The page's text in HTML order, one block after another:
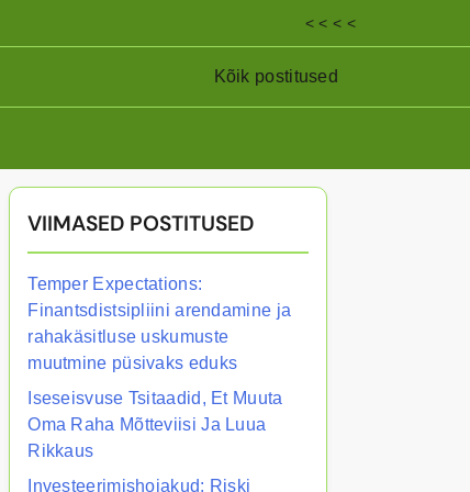
< < < <
Kõik postitused
VIIMASED POSTITUSED
Temper Expectations:
Finantsdistsipliini arendamine ja
rahakäsitluse uskumuste
muutmine püsivaks eduks
Iseseisvuse Tsitaadid, Et Muuta
Oma Raha Mõtteviisi Ja Luua
Rikkaus
Investeerimishoiakud: Riski